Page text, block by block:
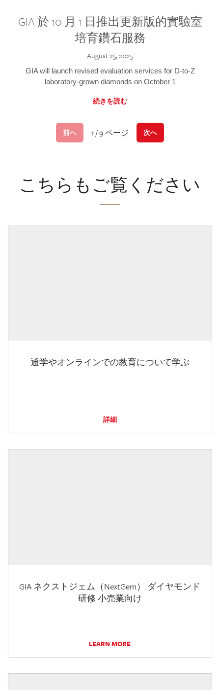
GIA 於 10 月 1 日推出更新版的實驗室
培育鑽石服務
August 25, 2025
GIA will launch revised evaluation services for D-to-Z
laboratory-grown diamonds on October 1
続きを読む
前へ 1 / 9 ページ 次へ
こちらもご覧ください
通学やオンラインでの教育について学ぶ
詳細
GIA ネクストジェム（NextGem） ダイヤモンド
研修 小売業向け
LEARN MORE